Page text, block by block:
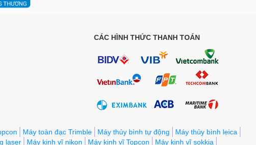
CÁC HÌNH THỨC THANH TOÁN
Máy toàn đạc Trimble Máy thủy bình tự động
Máy thủy bình leica
laser Máy kinh vĩ nikon Máy kinh vĩ Topcon Máy kinh vĩ sokkia